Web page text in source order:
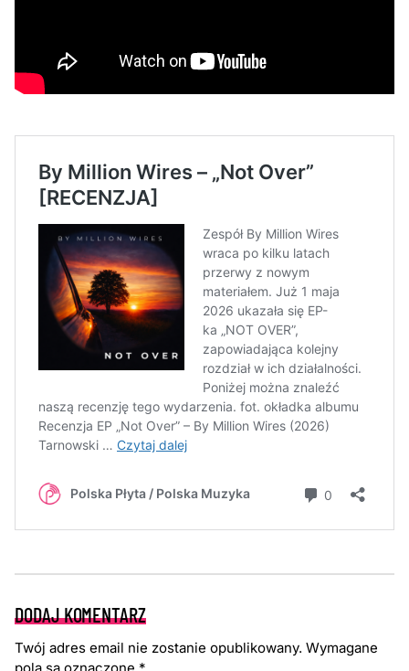
DODAJ KOMENTARZ
Twój adres email nie zostanie opublikowany. Wymagane